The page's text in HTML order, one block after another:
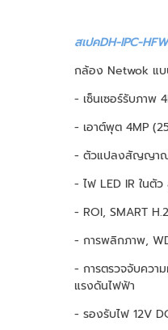
สเปคDH-IPC-
กล้อง Netwok แบ
- เซ็นเซอร์รับภาพ
- เอาต์พุต 4MP
- ตัวแปลงสัญญาณ
- ไฟ LED IR ในตั
- ROI, SMART
- การพลิกภาพ,
- การตรวจจับควา
แรงดันไฟฟ้า
- รองรับไฟ 12V